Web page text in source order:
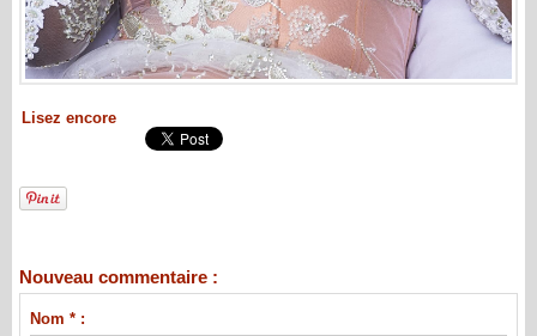
Lisez encore
Nouveau commentaire :
Nom * :